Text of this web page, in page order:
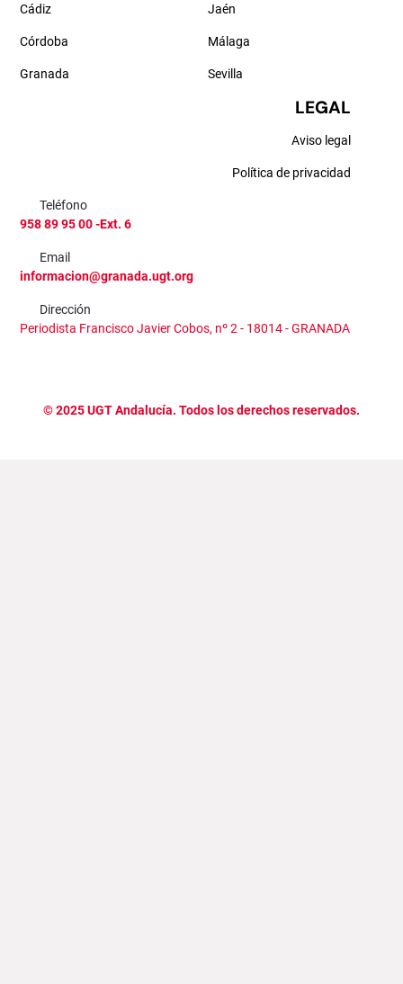
Cádiz
Córdoba
Granada
Jaén
Málaga
Sevilla
LEGAL
Aviso legal
Política de privacidad
Teléfono
958 89 95 00 -Ext. 6
Email
informacion@granada.ugt.org
Dirección
Periodista Francisco Javier Cobos, nº 2 - 18014 - GRANADA
©2025UGT Andalucía. Todos los derechos reservados.